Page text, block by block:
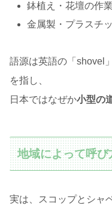
鉢植え・花壇の作
金属製・プラスチ
語源は英語の「shovel
を指し、
日本ではなぜか小型の
地域によって呼
実は、スコップとシャ